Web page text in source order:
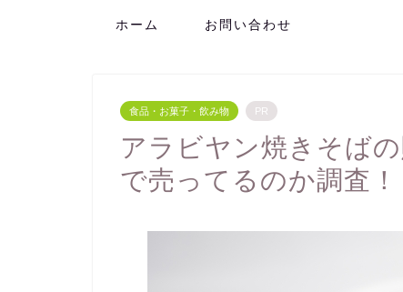
ホーム お問い合わせ
食品・お菓子・飲み物 PR
アラビヤン焼きそば
で売ってるのか調査！